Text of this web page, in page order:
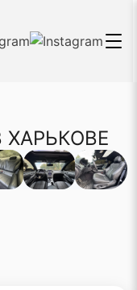
ХАРЬКОВЕ